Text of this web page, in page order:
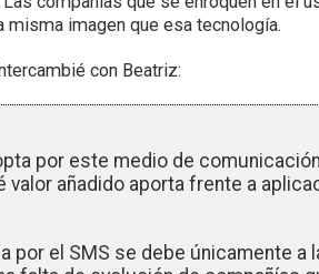
misma imagen que esa tecnología.
con Beatriz:
por este medio de
valor añadido aporta frente a
por el SMS se debe únicamente a